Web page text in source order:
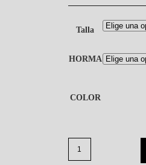
Talla
HORMA
COLOR